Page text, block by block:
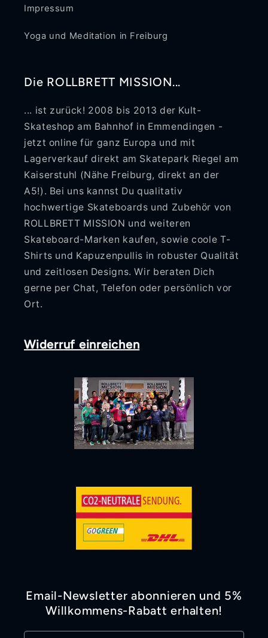
Impressum
Yoga und Meditation in Freiburg
Die ROLLBRETT MISSION...
... ist zurück! 2008 bis 2013 der Kult-
Skateshop am Bahnhof in Emmendingen -
jetzt online für ganz Europa und mit
Lagerverkauf direkt am Skatepark Riegel am
Kaiserstuhl (Nähe Freiburg, direkt an der
A5!). Bei uns kannst Du qualitativ
hochwertige Skateboards und Zubehör von
ROLLBRETT MISSION und weiteren
Skateboard-Marken kaufen, sowie coole T-
Shirts und Kapuzenpullis in robuster Qualität
und zeitlosen Designs. Wir beraten Dich
gerne per Chat, Telefon oder persönlich vor
Ort.
Widerruf einreichen
Email-Newsletter abonnieren und 5%
Willkommens-Rabatt erhalten!